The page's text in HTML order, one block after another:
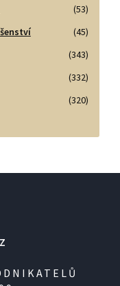
(53)
(45)
(343)
(332)
(320)